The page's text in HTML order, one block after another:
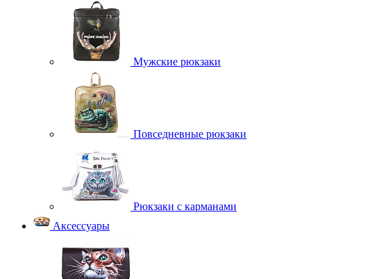
Мужские рюкзаки
Повседневные рюкзаки
Рюкзаки с карманами
Аксессуары